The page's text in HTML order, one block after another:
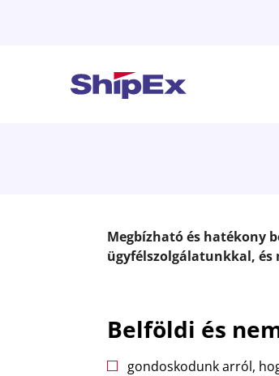
Megbízható és hatékony
ügyfélszolgálatunkkal, és
Belföldi és
gondoskodunk arról,